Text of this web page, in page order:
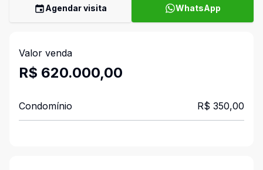
Agendar visita WhatsApp
Valor venda
R$ 620.000,00
Condomínio R$ 350,00